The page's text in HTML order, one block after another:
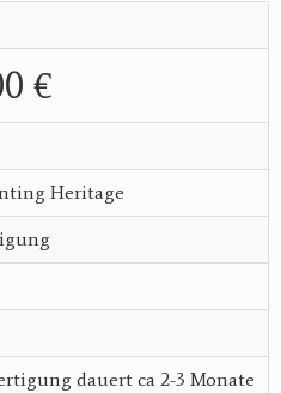
€
Heritage
dauert ca 2-3 Monate